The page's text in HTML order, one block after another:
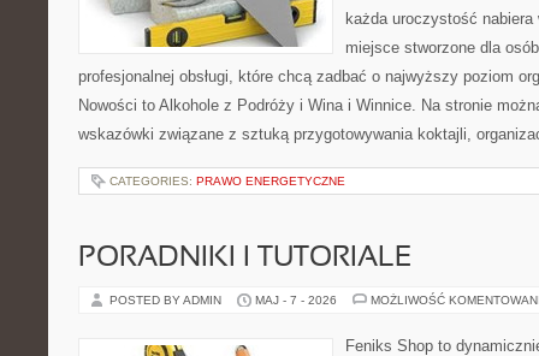
każda uroczystość
miejsce stworzone dla
profesjonalnej obsługi, które chcą zadbać o najwyższy poziom
Nowości to Alkohole z Podróży i Wina i Winnice. Na stronie
wskazówki związane z sztuką przygotowywania koktajli,
CATEGORIES: PRAWO ENERGETYCZNE
PORADNIKI I TUTORIALE
POSTED BY ADMIN MAJ - 7 - 2026 MOŻLIWOŚĆ
Feniks Shop to